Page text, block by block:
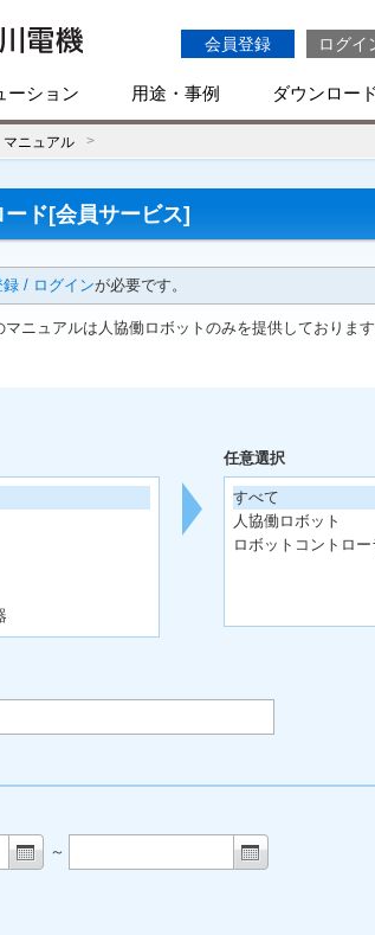
会員登録 ログイ
ーション 用途・事例 ダウンロード
マニュアル
ド[会員サービス]
録 / ログインが必要です。
ニュアルは人協働ロボットのみを提供しておりま
任意選択
すべて
人協働ロボット
ロボットコントロー
～